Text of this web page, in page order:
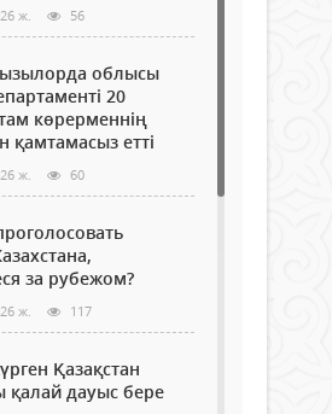
ж. 56
облысы
20
көрерменнің
қамтамасыз етті
ж. 60
за рубежом?
ж. 117
Қазақстан
қалай дауыс бере